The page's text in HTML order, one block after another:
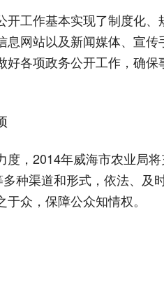
作基本实现了制度化、
息网站以及新闻媒体、宣
好各项政务公开工作，确
2014年威海市农业局将
多种渠道和形式，依法、
众，保障公众知情权。